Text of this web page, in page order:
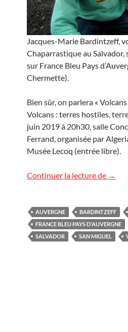
Jacques-Marie Bardintzeff,
Chaparrastique au Salvador,
sur France Bleu Pays
Chermette).
Bien sûr, on parlera «
Volcans : terres hostiles,
juin 2019 à 20h30, salle
Ferrand, organisée par
Musée Lecoq (entrée libre).
Continuer la lecture de →
AUVERGNE BARDINTZEFF
FRANCE BLEU PAYS D'AUVERGNE
SALVADOR
SAN MIGUEL